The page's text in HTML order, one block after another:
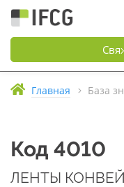
Главная База
Код 4010
ЛЕНТЫ